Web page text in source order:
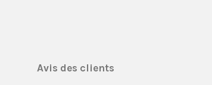
Avis des clients